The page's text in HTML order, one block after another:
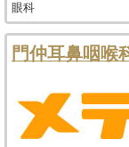
眼科
門仲耳鼻咽喉